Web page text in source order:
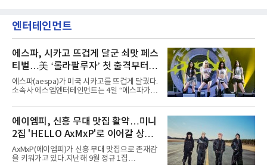
엔터테인먼트
에스파, 시카고 뜨겁게 달군 쇠맛 페스
티벌…美 ‘롤라팔루자’ 첫 출격부터
증명한 존재감
에스파(aespa)가 미국 시카고를 뜨겁게 달궜다.
소속사 에스엠엔터테인먼트는 4일 “에스파가
서 열린 ‘롤라팔루자 시카고’(Lollapalooza
Chicago)의 알리안츠 스테이지에 올랐다”며
“총 14곡으로 구성된 세트리스트를 선사, 데뷔 7
년 차다운 노련한 무대 매너와 파워풀한 에너지
로 현장의 분위기를 압도했다”고 밝혔다.1991
년 시작된 ‘롤라팔루자’는 8개 스테이지, 170여
팀의 아티스트와 40만 명 이상의 관객이 운집하
에이엠피, 신흥 무대 맛집 활약…미니
2집 'HELLO AxMxP'로 이어갈 상승
세
AxMxP(에이엠피)가 신흥 무대 맛집으로 존재감
을 키워가고 있다.지난해 9월 정규 1집